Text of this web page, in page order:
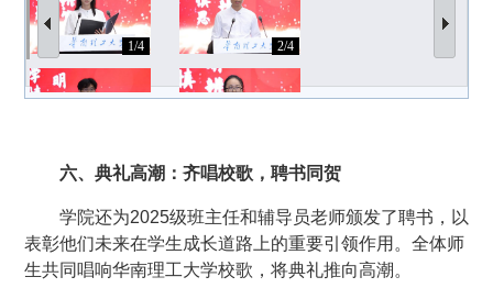
1/4 2/4
六、典礼高潮：齐唱校歌，聘书同贺
学院还为2025级班主任和辅导员老师颁发了聘书，以
表彰他们未来在学生成长道路上的重要引领作用。全体师
生共同唱响华南理工大学校歌，将典礼推向高潮。